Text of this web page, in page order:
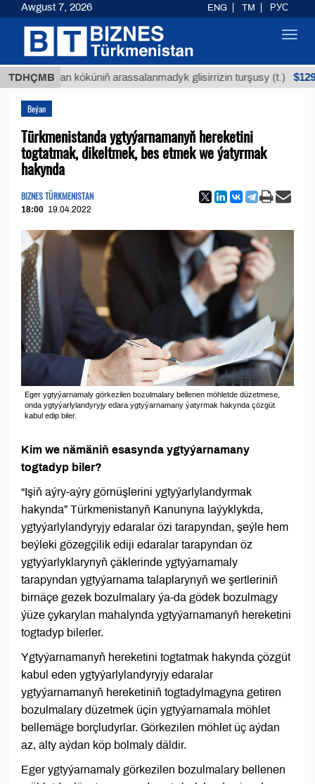
TDHÇMBköküniň arassalanmadyk glisirrizin turşusy (t.) $12935,18
Beýan
Türkmenistanda ygtyýarnamanyň hereketini
togtatmak, dikeltmek, bes etmek we ýatyrmak
hakynda
BIZNES TÜRKMENISTAN
18:00 19.04.2022
Eger ygtyýarnamaly görkezilen bozulmalary bellenen möhletde düzetmese,
onda ygtyýarlylandyryjy edara ygtyýarnamany ýatyrmak hakynda çözgüt
kabul edip biler.
Kim we nämäniň esasynda ygtyýarnamany
togtadyp biler?
“Işiň aýry-aýry görnüşlerini ygtyýarlylandyrmak
hakynda” Türkmenistanyň Kanunyna laýyklykda,
ygtyýarlylandyryjy edaralar özi tarapyndan, şeýle hem
beýleki gözegçilik ediji edaralar tarapyndan öz
ygtyýarlyklarynyň çäklerinde ygtyýarnamaly
tarapyndan ygtyýarnama talaplarynyň we şertleriniň
birnäçe gezek bozulmalary ýa-da gödek bozulmagy
ýüze çykarylan mahalynda ygtyýarnamanyň hereketini
togtadyp bilerler.
Ygtyýarnamanyň hereketini togtatmak hakynda çözgüt
kabul eden ygtyýarlylandyryjy edaralar
ygtyýarnamanyň hereketiniň togtadylmagyna getiren
bozulmalary düzetmek üçin ygtyýarnamala möhlet
bellemäge borçludyrlar. Görkezilen möhlet üç aýdan
az, alty aýdan köp bolmaly däldir.
Eger ygtyýarnamaly görkezilen bozulmalary bellenen
Awgust 7, 2026 ENG TM РУС